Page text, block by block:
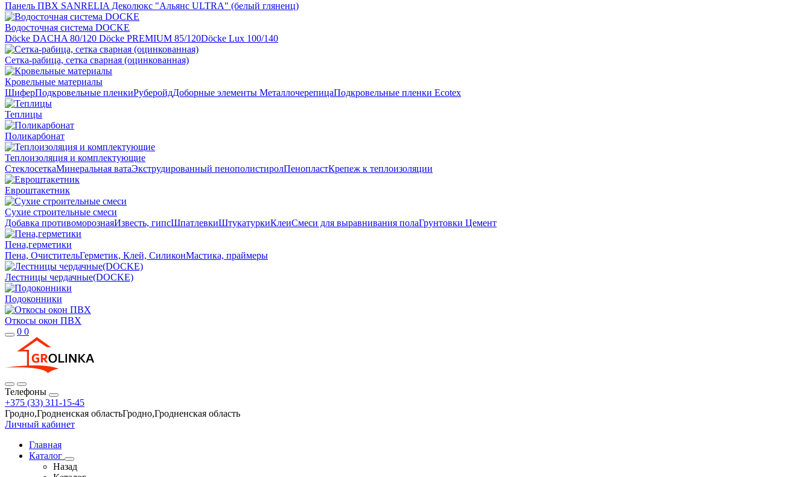
Панель ПВХ SANRELIA Деколюкс "Альянс ULTRA" (белый гляненц)
Водосточная система DOCKE
Döсkе DACHA 80/120 Döcke PREMIUM 85/120Döсkе Luх 100/140
Сетка-рабица, сетка сварная (оцинкованная)
Кровельные материалы
ШиферПодкровельные пленкиРуберойдДоборные элементы МеталлочерепицаПодкровельные пленки Ecotex
Теплицы
Поликарбонат
Теплоизоляция и комплектующие
СтеклосеткаМинеральная ватаЭкструдированный пенополистиролПенопластКрепеж к теплоизоляции
Евроштакетник
Сухие строительные смеси
Добавка противоморознаяИзвесть, гипсШпатлевкиШтукатуркиКлеиСмеси для выравнивания полаГрунтовки Цемент
Пена,герметики
Пена, ОчистительГерметик, Клей, СиликонМастика, праймеры
Лестницы чердачные(DOCKE)
Подоконники
Откосы окон ПВХ
0 0
Телефоны
+375 (33) 311-15-45
Гродно,Гродненская областьГродно,Гродненская область
Личный кабинет
Главная
Каталог
Назад